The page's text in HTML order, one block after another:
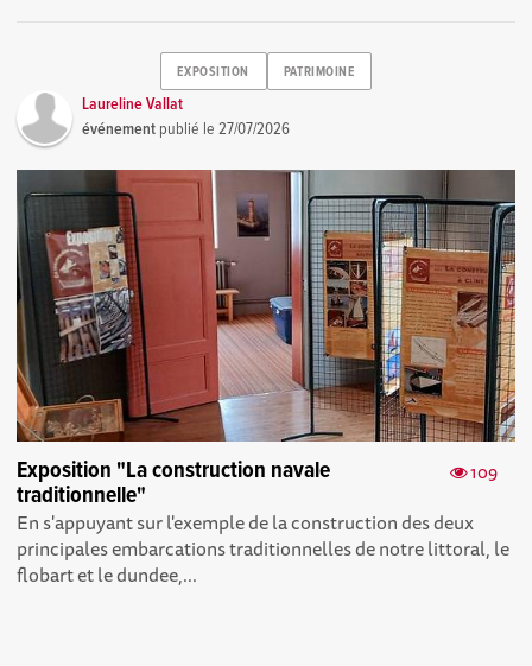
EXPOSITION PATRIMOINE
Laureline Vallat
événement publié le27/07/2026
109
Exposition "La construction navale
traditionnelle"
En s'appuyant sur l'exemple de la construction des deux
principales embarcations traditionnelles de notre littoral, le
flobart et le dundee,...